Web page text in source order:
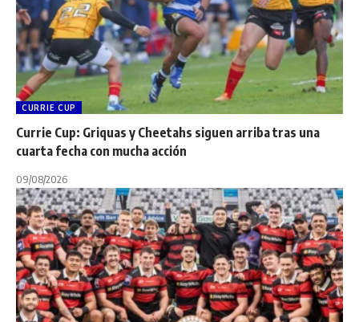
CURRIE CUP
Currie Cup: Griquas y Cheetahs siguen arriba tras una
cuarta fecha con mucha acción
09/08/2026